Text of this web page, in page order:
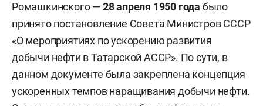
Ромашкинского — 28 апреля 1950 года было
принято постановление Совета Министров СССР
«О мероприятиях по ускорению развития
добычи нефти в Татарской АССР». По сути, в
данном документе была закреплена концепция
ускоренных темпов наращивания добычи нефти.